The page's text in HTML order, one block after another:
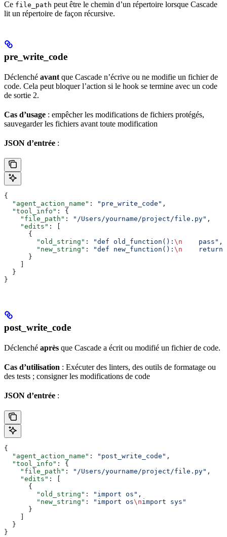
Ce file_path peut être le chemin d’un répertoire lorsque Cascade
lit un répertoire de façon récursive.
pre_write_code
Déclenché avant que Cascade n’écrive ou ne modifie un fichier de
code. Cela peut bloquer l’action si le hook se termine avec un code
de sortie 2.
Cas d’usage : empêcher les modifications de fichiers protégés,
sauvegarder les fichiers avant toute modification
JSON d’entrée :
{
  "agent_action_name"
: "pre_write_code" ,
  "tool_info"
: {
    "file_path"
: "/Users/yourname/project/file.py" ,
    "edits"
: [
      {
        "old_string"
: "def old_function(): \n
    pass"
,
        "new_string"
: "def new_function(): \n
return
      }
    ]
  }
}
post_write_code
Déclenché après que Cascade a écrit ou modifié un fichier de code.
Cas d’utilisation : Exécuter des linters, des outils de formatage ou
des tests ; consigner les modifications de code
JSON d’entrée :
{
  "agent_action_name"
: "post_write_code" ,
  "tool_info"
: {
    "file_path"
: "/Users/yourname/project/file.py" ,
    "edits"
: [
      {
        "old_string"
: "import os" ,
        "new_string"
: "import os\nimport sys"
      }
  }
}